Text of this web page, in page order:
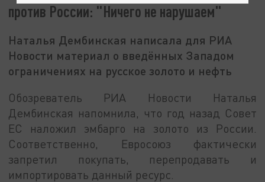
против России: "Ничего не нарушаем"
Наталья Дембинская написала для РИА
Новости материал о введённых Западом
ограничениях на русское золото и нефть
Обозреватель РИА Новости Наталья
Дембинская напомнила, что год назад Совет
ЕС наложил эмбарго на золото из России.
Соответственно, Евросоюз фактически
запретил покупать, перепродавать и
импортировать данный ресурс.